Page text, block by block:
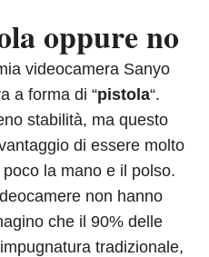
oppure no
videocamera Sanyo
a forma di “pistola“.
stabilità, ma questo
di essere molto
la mano e il polso.
non hanno
che il 90% delle
tradizionale,